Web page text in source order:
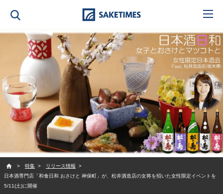
特集
リリース情報
日本酒専門店「和食日和 おさけと 神保町」が、松井酒造店の女将を招いた女性限定イベントを
5/11(土)に開催